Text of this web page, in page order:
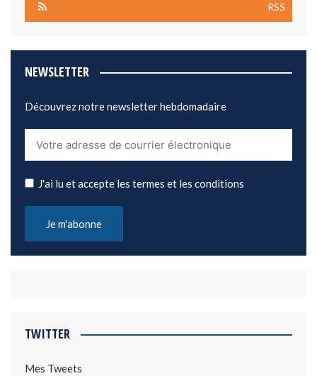
RSS
NEWSLETTER
Découvrez notre newsletter hebdomadaire
J'ai lu et accepte les termes et les conditions
TWITTER
Mes Tweets